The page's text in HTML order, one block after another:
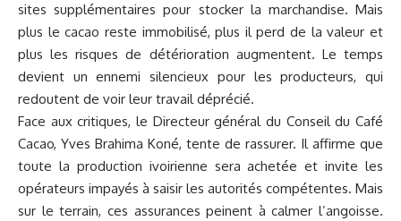
sites supplémentaires pour stocker la marchandise. Mais
plus le cacao reste immobilisé, plus il perd de la valeur et
plus les risques de détérioration augmentent. Le temps
devient un ennemi silencieux pour les producteurs, qui
redoutent de voir leur travail déprécié.
Face aux critiques, le Directeur général du Conseil du Café
Cacao, Yves Brahima Koné, tente de rassurer. Il affirme que
toute la production ivoirienne sera achetée et invite les
opérateurs impayés à saisir les autorités compétentes. Mais
sur le terrain, ces assurances peinent à calmer l’angoisse.